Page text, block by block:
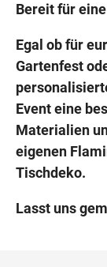
Bereit für
Egal ob für
Gartenfest
Event eine
Materialien
eigenen
Tischdeko.
Lasst uns